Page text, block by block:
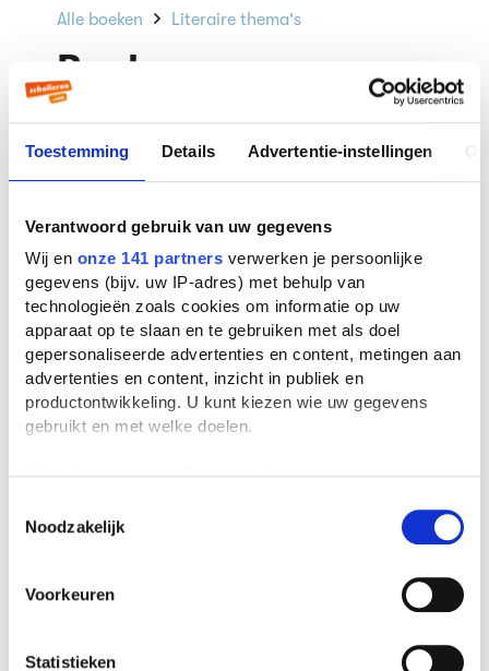
Toestemming Details Advertentie-instellingen
Verantwoord gebruik van uw gegevens
Wij en onze 141 partners verwerken je persoonlijke
gegevens (bijv. uw IP-adres) met behulp van
technologieën zoals cookies om informatie op uw
apparaat op te slaan en te gebruiken met als doel
gepersonaliseerde advertenties en content, metingen aan
advertenties en content, inzicht in publiek en
productontwikkeling. U kunt kiezen wie uw gegevens
gebruikt en met welke doelen.
Als u het toestaat, willen we ook graag:
locatie, die tot een paar meter nauwkeurig kan zijn
scannen op specifieke eigenschappen (fingerprinting)
Lees meer over hoe uw persoonlijke gegevens worden
U kunt uw toestemming op elk moment wijzigen of
Noodzakelijk
Voorkeuren
Statistieken
Alle boeken Literaire thema's
Boeken over
jongerenoverlast
Filteren
Sorteer op Populariteit
Wederzijds
Kees 't Hart
1 verslag